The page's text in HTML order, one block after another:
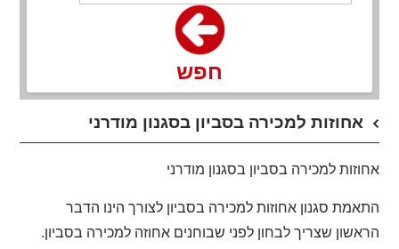
חפש
אחוזות למכירה בסביון בסגנון מודרני
אחוזות למכירה בסביון בסגנון מודרני
התאמת סגנון אחוזות למכירה בסביון לצורך הינו הדבר
הראשון שצריך לבחון לפני שבוחנים אחוזה למכירה בסביון.